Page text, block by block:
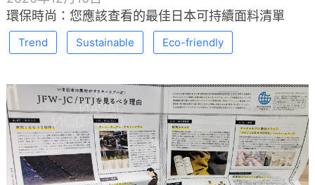
環保時尚：您應該查看的最佳日本可持續面料清單
Trend Sustainable Eco-friendly